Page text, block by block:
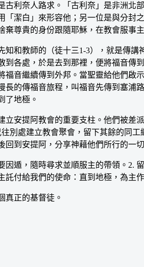
古利奈人路求。「古利奈」是非洲
潔白」來形容他；另一位是與分
棄尊貴的身份跟隨耶穌，在教會服事
教師的（徒十三1-3），就是傳講
各處，於是去到那裡，便將福音
音繼續傳到外邦。當聖靈給他們
的傳福音旅程，叫福音先傳到塞
了地極。
提阿教會的重要支柱。他們被差
別處建立教會聚會，留下其餘的同
到安提阿，分享神藉他們所行的一
，隨時尋求並順服主的帶領。2.
付給我們的使命：直到地極，為主
正的基督徒。